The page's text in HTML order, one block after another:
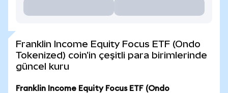
Franklin Income Equity Focus ETF (Ondo
Tokenized) coin'in çeşitli para birimlerinde
güncel kuru
Franklin Income Equity Focus ETF (Ondo